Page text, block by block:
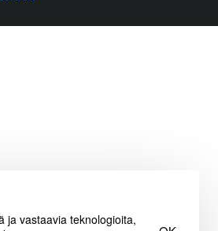
ja vastaavia teknologioita,